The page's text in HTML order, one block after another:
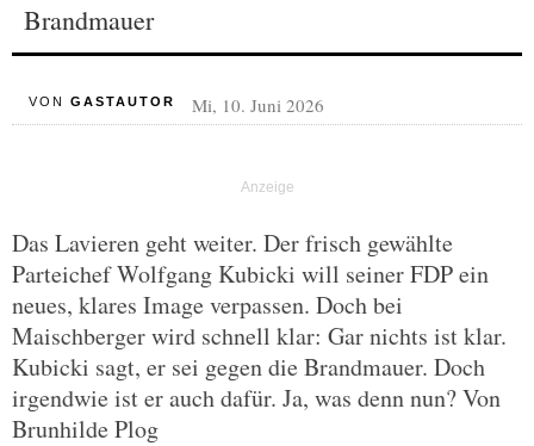
Brandmauer
VON GASTAUTOR Mi, 10. Juni 2026
Das Lavieren geht weiter. Der frisch gewählte
Parteichef Wolfgang Kubicki will seiner FDP ein
neues, klares Image verpassen. Doch bei
Maischberger wird schnell klar: Gar nichts ist klar.
Kubicki sagt, er sei gegen die Brandmauer. Doch
irgendwie ist er auch dafür. Ja, was denn nun? Von
Brunhilde Plog